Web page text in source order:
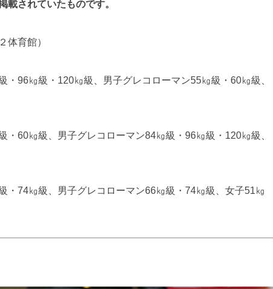
されていたものです。
体育館）
96㎏級・120㎏級、男子グレコローマン55㎏級・60㎏級、
60㎏級、男子グレコローマン84㎏級・96㎏級・120㎏級、
74㎏級、男子グレコローマン66㎏級・74㎏級、女子51㎏